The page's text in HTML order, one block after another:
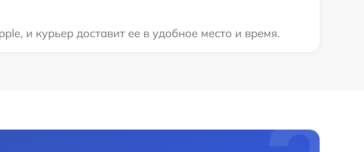
и курьер доставит ее в удобное место и время.